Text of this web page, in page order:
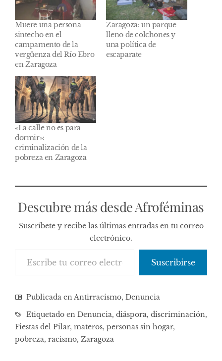
Muere una persona
sintecho en el
campamento de la
vergüenza del Río Ebro
en Zaragoza
Zaragoza: un parque
lleno de colchones y
una política de
escaparate
«La calle no es para
dormir»:
criminalización de la
pobreza en Zaragoza
Descubre más desde Afroféminas
Suscríbete y recibe las últimas entradas en tu correo
electrónico.
Suscribirse
Publicada enAntirracismo, Denuncia
Etiquetado en Denuncia, diáspora, discriminación,
Fiestas del Pilar, materos, personas sin hogar,
pobreza, racismo, Zaragoza